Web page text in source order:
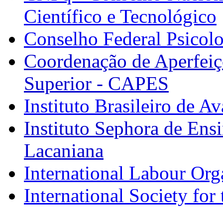
Científico e Tecnológico
Conselho Federal
Coordenação de
Superior - CAPES
Instituto Brasileiro de
Instituto Sephora de
Lacaniana
International Labour
International Society